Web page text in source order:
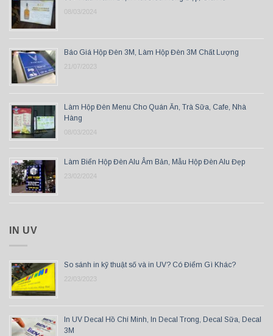
08/03/2024
Báo Giá Hộp Đèn 3M, Làm Hộp Đèn 3M Chất Lượng
21/07/2023
Làm Hộp Đèn Menu Cho Quán Ăn, Trà Sữa, Cafe, Nhà
Hàng
08/03/2024
Làm Biển Hộp Đèn Alu Âm Bản, Mẫu Hộp Đèn Alu Đẹp
23/02/2024
IN UV
So sánh in kỹ thuật số và in UV? Có Điểm Gì Khác?
22/03/2023
In UV Decal Hồ Chí Minh, In Decal Trong, Decal Sữa, Decal
3M